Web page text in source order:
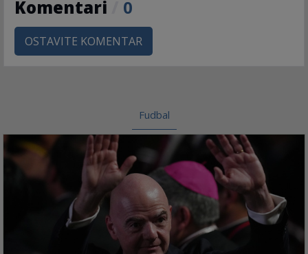
Komentari 0
OSTAVITE KOMENTAR
Fudbal